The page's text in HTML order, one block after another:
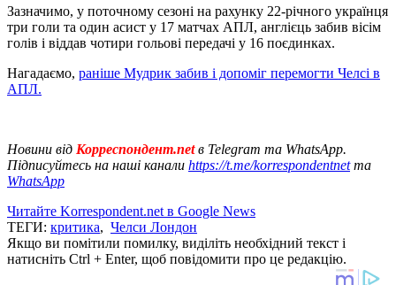
Зазначимо, у поточному сезоні на рахунку 22-річного українця
три голи та один асист у 17 матчах АПЛ, англієць забив вісім
голів і віддав чотири гольові передачі у 16 поєдинках.
Нагадаємо, раніше Мудрик забив і допоміг перемогти Челсі в
АПЛ.
Новини від Корреспондент.netв Telegram та WhatsApp.
Підписуйтесь на наші канали https://t.me/korrespondentnetта
WhatsApp
Читайте Korrespondent.net в Google News
ТЕГИ: критика, Челси Лондон
Якщо ви помітили помилку, виділіть необхідний текст і
натисніть Ctrl + Enter, щоб повідомити про це редакцію.